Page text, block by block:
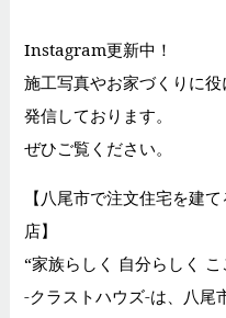
Instagram更新中！
施工写真やお家づくりに
発信しております。
ぜひご覧ください。
【八尾市で注文住宅を建
店】
“家族らしく 自分らしく
-クラストハウズ-は、八尾